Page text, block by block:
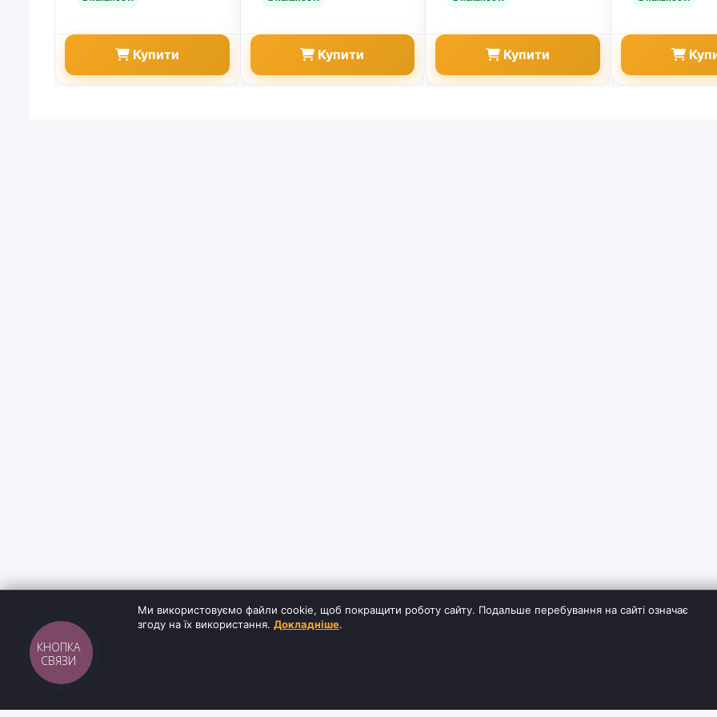
Купити Купити Купити
Ми використовуємо файли cookie, щоб покращити роботу сайту. Подальше перебування на сайті означає
згоду на їх використання. Докладніше.
КНОПКА
СВЯЗИ